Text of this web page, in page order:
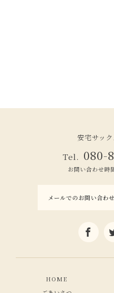
安宅サッ
Tel. 080-
お問い合わせ時
メールでのお問い合わせ
HOME